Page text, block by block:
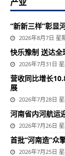
“新新三样”彰显
2026年8月7日 星
快乐豫制 送达全
2026年7月31日
营收同比增长
展
2026年7月28日
河南省内河航运
2026年7月26日
首批“河南造”众
2026年7月25日